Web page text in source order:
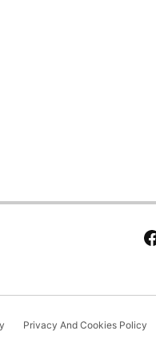
fb
Privacy And Cookies Policy